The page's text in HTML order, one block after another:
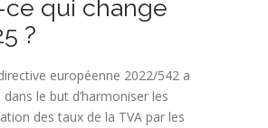
ce qui change
?
européenne 2022/542 a
le but d’harmoniser les
des taux de la TVA par les